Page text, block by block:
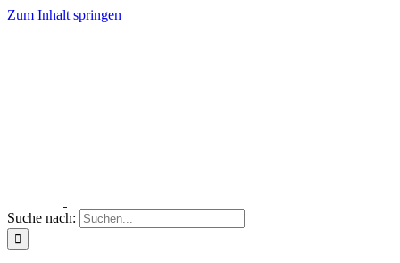
Zum Inhalt springen
Suche nach: